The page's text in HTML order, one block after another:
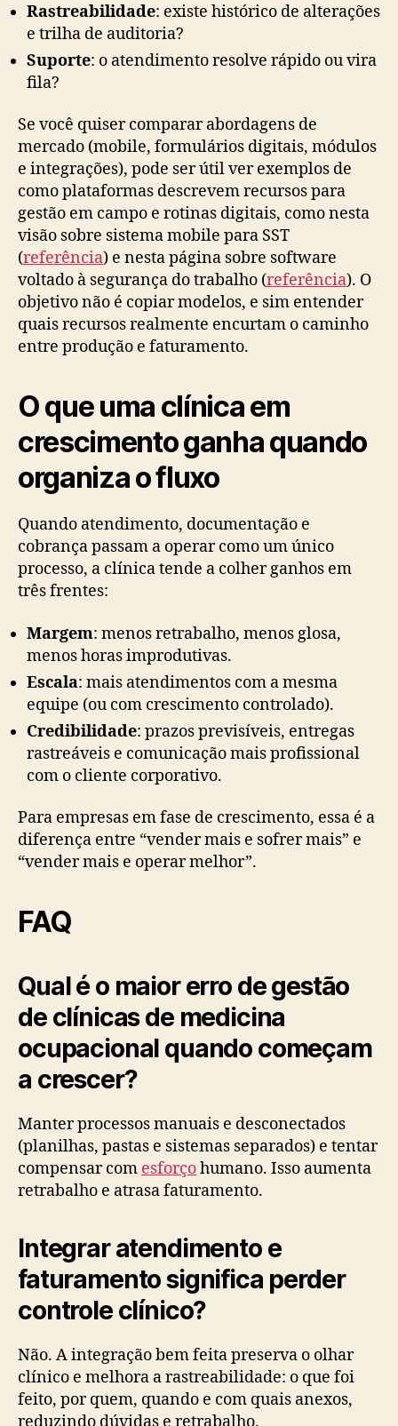
Rastreabilidade: existe histórico de alterações
e trilha de auditoria?
Suporte: o atendimento resolve rápido ou vira
fila?
Se você quiser comparar abordagens de
mercado (mobile, formulários digitais, módulos
e integrações), pode ser útil ver exemplos de
como plataformas descrevem recursos para
gestão em campo e rotinas digitais, como nesta
visão sobre sistema mobile para SST
(referência) e nesta página sobre software
voltado à segurança do trabalho (referência). O
objetivo não é copiar modelos, e sim entender
quais recursos realmente encurtam o caminho
entre produção e faturamento.
O que uma clínica em
crescimento ganha quando
organiza o fluxo
Quando atendimento, documentação e
cobrança passam a operar como um único
processo, a clínica tende a colher ganhos em
três frentes:
Margem: menos retrabalho, menos glosa,
menos horas improdutivas.
Escala: mais atendimentos com a mesma
equipe (ou com crescimento controlado).
Credibilidade: prazos previsíveis, entregas
rastreáveis e comunicação mais profissional
com o cliente corporativo.
Para empresas em fase de crescimento, essa é a
diferença entre “vender mais e sofrer mais” e
“vender mais e operar melhor”.
FAQ
Qual é o maior erro de gestão
de clínicas de medicina
ocupacional quando começam
a crescer?
Manter processos manuais e desconectados
(planilhas, pastas e sistemas separados) e tentar
compensar com esforçohumano. Isso aumenta
retrabalho e atrasa faturamento.
Integrar atendimento e
faturamento significa perder
controle clínico?
Não. A integração bem feita preserva o olhar
clínico e melhora a rastreabilidade: o que foi
feito, por quem, quando e com quais anexos,